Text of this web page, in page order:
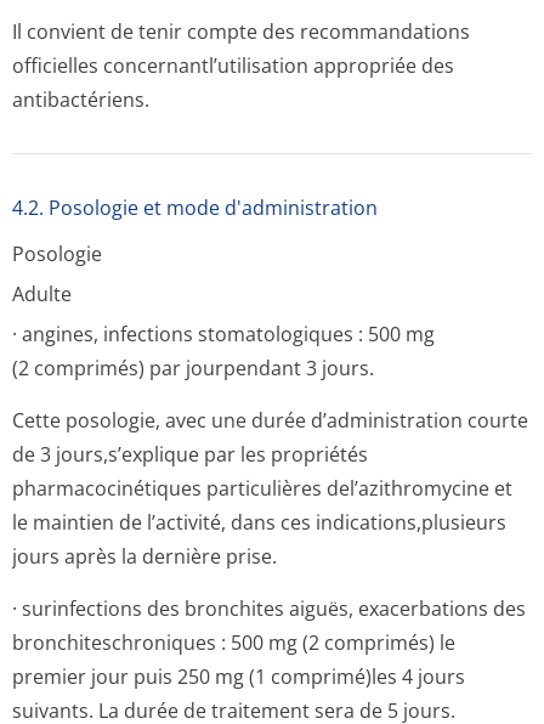
Il convient de tenir compte des recommandations
officielles concernantl’u­tilisation appropriée des
antibactériens.
4.2. Posologie et mode d'administration
Posologie
Adulte
· angines, infections stomatologiques : 500 mg
(2 comprimés) par jourpendant 3 jours.
Cette posologie, avec une durée d’administration courte
de 3 jours,s’explique par les propriétés
pharmacocinétiques particulières del’azithromycine et
le maintien de l’activité, dans ces indications,plu­sieurs
jours après la dernière prise.
· surinfections des bronchites aiguës, exacerbations des
bronchiteschro­niques : 500 mg (2 comprimés) le
premier jour puis 250 mg (1 comprimé)les 4 jours
suivants. La durée de traitement sera de 5 jours.